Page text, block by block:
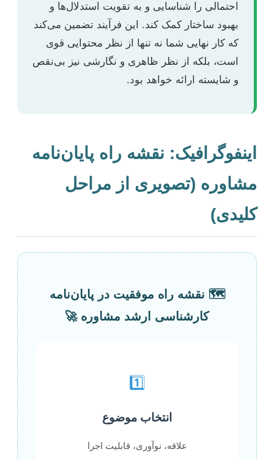
احتمالی را شناسایی و به تقویت استدلال‌ها و
بهبود ساختار کمک کند. این فرآیند تضمین می‌کند
که کار نهایی شما نه تنها از نظر محتوایی قوی
است، بلکه از نظر ظاهری و نگارشی نیز بی‌نقص
و شایسته ارائه خواهد بود.
اینفوگرافیک: نقشه راه پایان‌نامه
مشاوره (تصویری از مراحل
کلیدی)
🗺️ نقشه راه موفقیت در پایان‌نامه
کارشناسی ارشد مشاوره 🚀
1️⃣
انتخاب موضوع
علاقه، نوآوری، قابلیت اجرا